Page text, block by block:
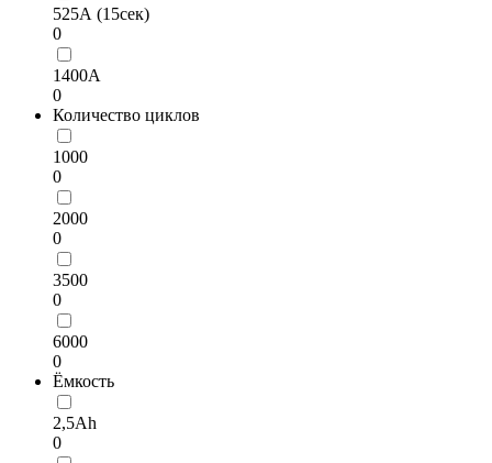
525А (15сек)
0
1400А
0
Количество циклов
1000
0
2000
0
3500
0
6000
0
Ёмкость
2,5Ah
0